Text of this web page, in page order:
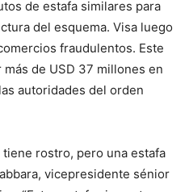
de estafa similares para
del esquema. Visa luego
fraudulentos. Este
de USD 37 millones en
autoridades del orden
rostro, pero una estafa
vicepresidente sénior